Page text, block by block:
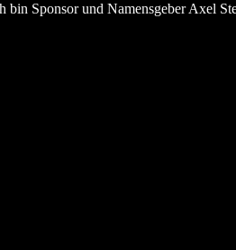
Sponsor und Namensgeber Axel